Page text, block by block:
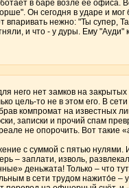
в баре возле ее офиса.
Он сегодня в ударе и
нежно: "Ты супер,
и что - у дуры. Ему "Ауди"
него нет замков на
цель-то не в этом его. В
компромат на известных
записки и прочий спам
не опорочить. Вот такие
с суммой с пятью нулями.
– заплати, изволь,
деньжата! Только – что
в сети трудом нажито́е –